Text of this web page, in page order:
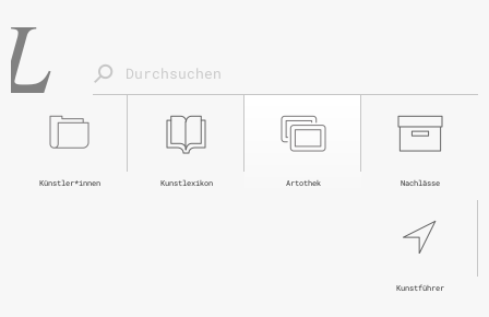
Nachlässe
Artothek
Kunstlexikon
Künstler*innen
Kunstführer